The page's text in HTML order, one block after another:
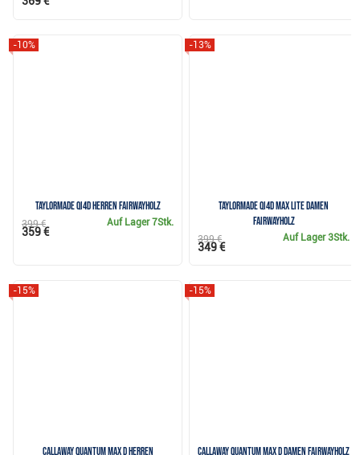
TaylorMade Qi4D Herren Fairwayholz
-10%
Auf Lager7Stk.
399 €
359 €
TaylorMade Qi4D Max Lite Damen
Fairwayholz
-13%
Auf Lager3Stk.
399 €
349 €
Callaway Quantum Max D Herren
-15%
Callaway Quantum Max D Damen Fairwayholz
-15%